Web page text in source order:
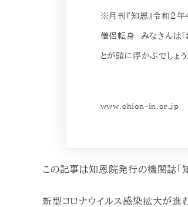
※月刊『知恩』令和2
僧侶転身 みなさんは「
とが頭に浮かぶでしょ
www.chion-in.or.jp
この記事は知恩院発行の機関誌「
新型コロナウイルス感染拡大が進